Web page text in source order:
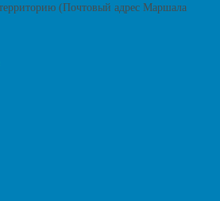
(Почтовый адрес Маршала